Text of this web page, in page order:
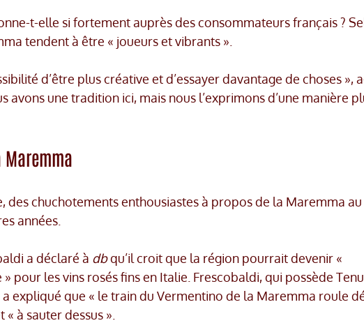
t-elle si fortement auprès des consommateurs français ?
tendent à être « joueurs et vibrants ».
d’être plus créative et d’essayer davantage de choses »,
avons une tradition ici, mais nous l’exprimons d’une manière
des chuchotements enthousiastes à propos de la Maremma au
années.
a déclaré à dbqu’il croit que la région pourrait devenir «
pour les vins rosés fins en Italie. Frescobaldi, qui possède
expliqué que « le train du Vermentino de la Maremma roule
à sauter dessus ».